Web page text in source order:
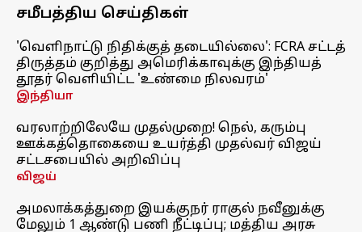
சமீபத்திய செய்திகள்
'வெளிநாட்டு நிதிக்குத் தடையில்லை': FCRA சட்டத்
திருத்தம் குறித்து அமெரிக்காவுக்கு இந்தியத்
தூதர் வெளியிட்ட 'உண்மை நிலவரம்'
இந்தியா
வரலாற்றிலேயே முதல்முறை! நெல், கரும்பு
ஊக்கத்தொகையை உயர்த்தி முதல்வர் விஜய்
சட்டசபையில் அறிவிப்பு
விஜய்
அமலாக்கத்துறை இயக்குநர் ராகுல் நவீனுக்கு
மேலும் 1 ஆண்டு பணி நீட்டிப்பு; மத்திய அரசு